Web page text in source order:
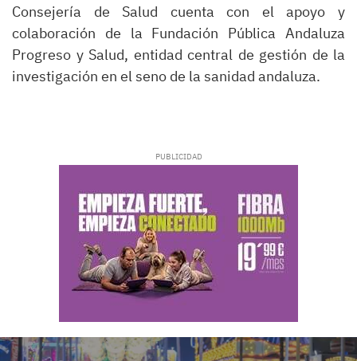
Consejería de Salud cuenta con el apoyo y
colaboración de la Fundación Pública Andaluza
Progreso y Salud, entidad central de gestión de la
investigación en el seno de la sanidad andaluza.